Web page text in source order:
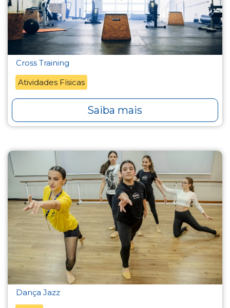
Cross Training
Atividades Físicas
Saiba mais
Dança Jazz